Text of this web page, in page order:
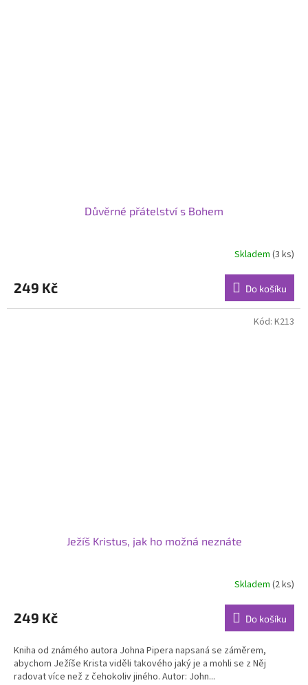
Důvěrné přátelství s Bohem
Skladem (3 ks)
249 Kč Do košíku
Ježíš Kristus, jak ho možná neznáte
Skladem (2 ks)
249 Kč Do košíku
Kniha od známého autora Johna Pipera napsaná se záměrem,
abychom Ježíše Krista viděli takového jaký je a mohli se z Něj
radovat více než z čehokoliv jiného. Autor: John...
Kód: K213